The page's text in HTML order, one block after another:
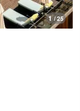
1 / 25